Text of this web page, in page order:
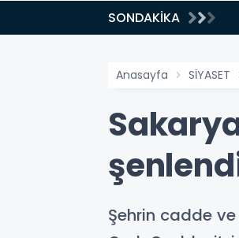
SONDAKİKA
Anasayfa SİYASET
Şehrin cadde